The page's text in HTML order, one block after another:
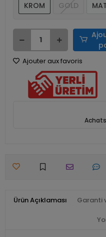
KROM
GOLD
Ajouter aux favoris
Ürün Açıklaması Garanti